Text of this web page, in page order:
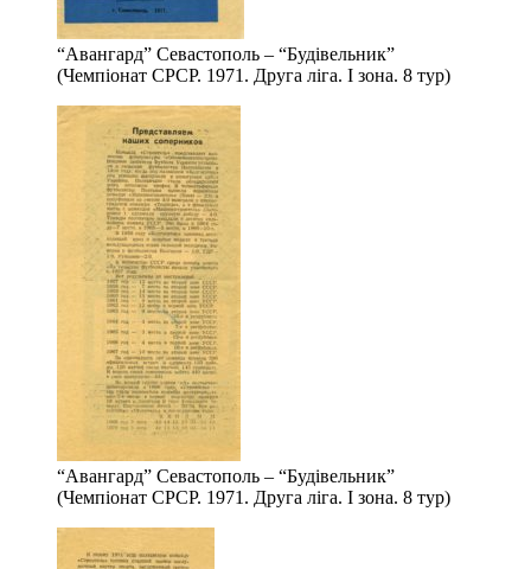
“Авангард” Севастополь – “Будівельник”
(Чемпіонат СРСР. 1971. Друга ліга. І зона. 8 тур)
“Авангард” Севастополь – “Будівельник”
(Чемпіонат СРСР. 1971. Друга ліга. І зона. 8 тур)